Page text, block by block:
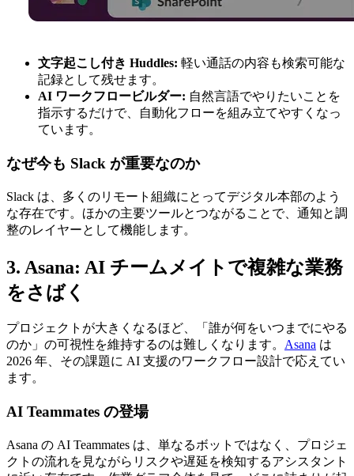
文字起こし付き Huddles: 軽い通話の内容も検索可能な
記録として残せます。
AI ワークフロービルダー: 自然言語でやりたいことを
指示するだけで、自動化フローを組み立てやすくなっ
ています。
なぜ今も Slack が重要なのか
Slack は、多くのリモート組織にとってデジタル本部のよう
な存在です。ほかの主要ツールとつながることで、通知と調
整のレイヤーとして機能します。
3. Asana: AI チームメイトで複雑な業務
をさばく
プロジェクトが大きくなるほど、「誰が何をいつまでにやる
のか」の可視性を維持するのは難しくなります。 Asana は
2026 年、その課題に AI 支援のワークフロー設計で応えてい
ます。
AI Teammates の登場
Asana の AI Teammates は、単なるボットではなく、プロジェ
クトの流れを見ながらリスクや遅延を検知するアシスタント